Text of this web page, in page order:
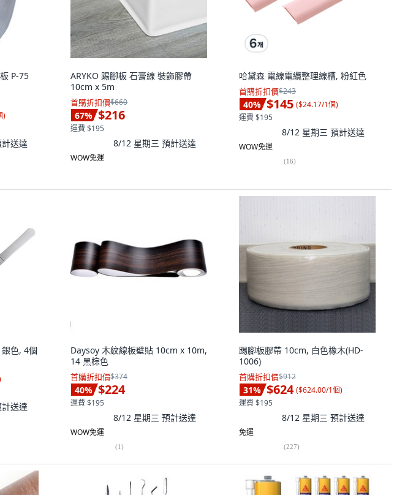
P-75
)
送達
ARYKO 踢腳板 石膏線 裝飾膠帶
10cm x 5m
首購折扣價$660
67% $216
運費 $195
8/12 星期三 預計送達
WOW免運
哈黛森 電線電纜整理線槽, 粉紅色
首購折扣價$243
40% $145 ($24.17/1個)
運費 $195
8/12 星期三 預計送達
WOW免運
(16)
色, 4個
送達
Daysoy 木紋線板壁貼 10cm x 10m,
14 黑棕色
首購折扣價$374
40% $224
運費 $195
8/12 星期三 預計送達
WOW免運
(1)
踢腳板膠帶 10cm, 白色橡木(HD-
1006)
首購折扣價$912
31% $624 ($624.00/1個)
運費 $195
8/12 星期三 預計送達
免運
(227)